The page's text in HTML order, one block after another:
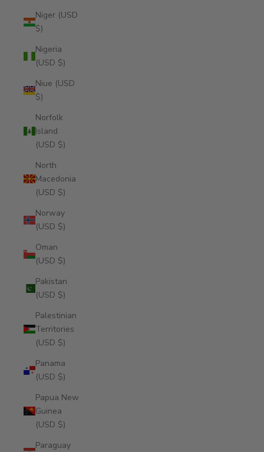
Niger (USD
$)
Nigeria
(USD $)
Niue (USD
$)
Norfolk
Island
(USD $)
North
Macedonia
(USD $)
Norway
(USD $)
Oman
(USD $)
Pakistan
(USD $)
Palestinian
Territories
(USD $)
Panama
(USD $)
Papua New
Guinea
(USD $)
Paraguay